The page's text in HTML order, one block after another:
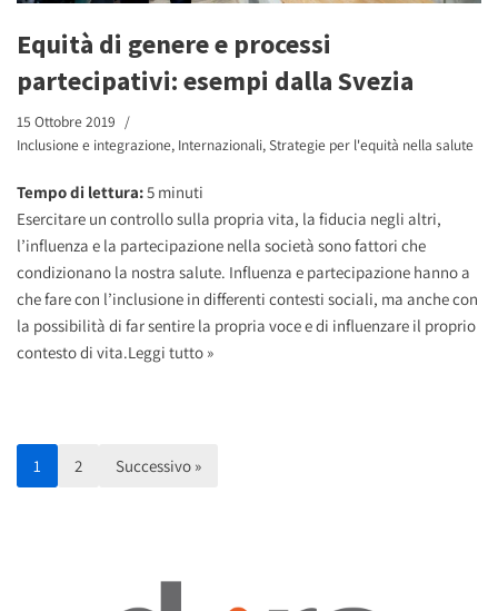
Equità di genere e processi
partecipativi: esempi dalla Svezia
15 Ottobre 2019
Inclusione e integrazione, Internazionali,Strategie per l'equità nella salute
Tempo di lettura:5 minuti
Esercitare un controllo sulla propria vita, la fiducia negli altri,
l’influenza e la partecipazione nella società sono fattori che
condizionano la nostra salute. Influenza e partecipazione hanno a
che fare con l’inclusione in differenti contesti sociali, ma anche con
la possibilità di far sentire la propria voce e di influenzare il proprio
contesto di vita.Leggi tutto »
1 2 Successivo »